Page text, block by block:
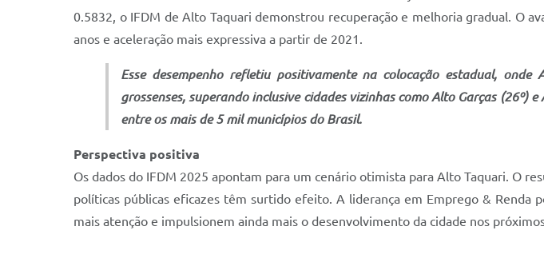
0.5832, o IFDM de Alto Taquari demonstrou recuperação e melhoria gradual. O
anos e aceleração mais expressiva a partir de 2021.
Esse desempenho refletiu positivamente na colocação estadual,
grossenses, superando inclusive cidades vizinhas como Alto Garças
entre os mais de 5 mil municípios do Brasil.
Perspectiva positiva
Os dados do IFDM 2025 apontam para um cenário otimista para Alto Taquari. O
políticas públicas eficazes têm surtido efeito. A liderança em Emprego & Renda
mais atenção e impulsionem ainda mais o desenvolvimento da cidade nos